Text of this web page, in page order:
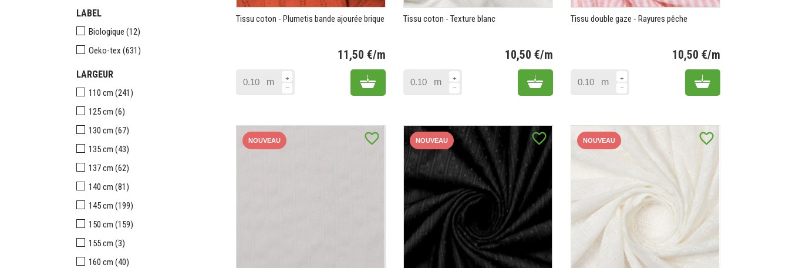
LABEL
Biologique (12)
Oeko-tex (631)
LARGEUR
110 cm (241)
125 cm (6)
130 cm (67)
135 cm (43)
137 cm (62)
140 cm (81)
145 cm (199)
150 cm (159)
155 cm (3)
160 cm (40)
Tissu coton - Plumetis bande ajourée brique
11,50 €/m
m Add to cart
Tissu coton - Texture blanc
10,50 €/m
m Add to cart
Tissu double gaze - Rayures pêche
10,50 €/m
m Add to cart
favorite_border
NOUVEAU favorite_border
NOUVEAU favorite_border
NOUVEAU